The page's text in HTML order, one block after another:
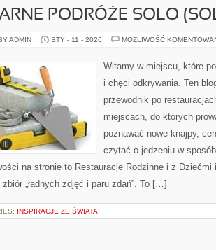
PODRÓŻE SOLO
ADMIN STY - 11 - 2026 MOŻLIWOŚĆ
Witamy w miejscu, które
i chęci odkrywania. Ten
przewodnik po
miejscach, do których
poznawać nowe knajpy,
czytać o jedzeniu w
na stronie to Restauracje Rodzinne i z Dziećmi
„ładnych zdjęć i paru zdań”. To […]
INSPIRACJE ZE ŚWIATA